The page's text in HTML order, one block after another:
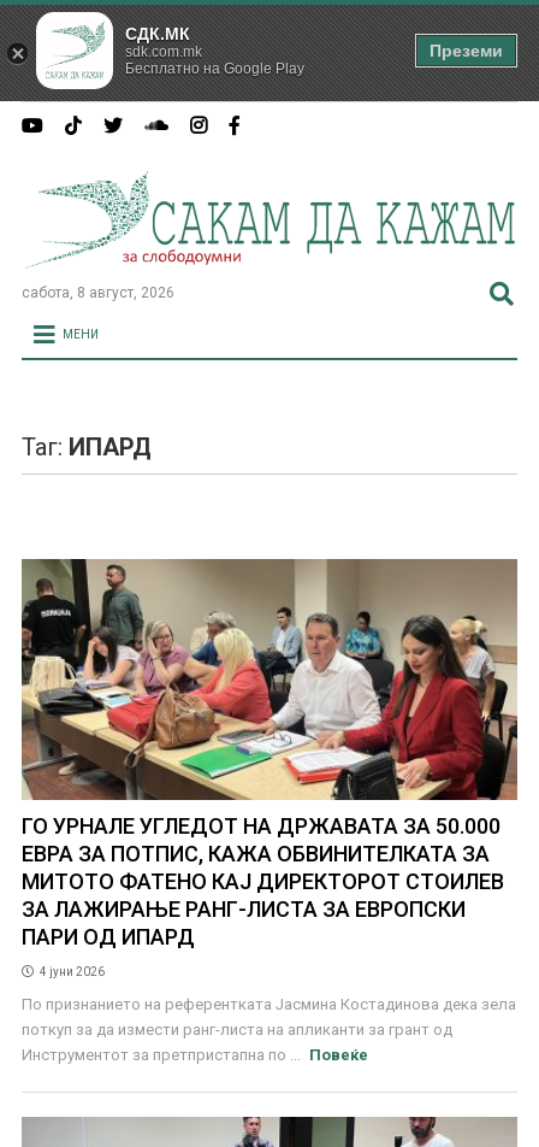
сабота, 8 август, 2026
МЕНИ
Таг: ИПАРД
ГО УРНАЛЕ УГЛЕДОТ НА ДРЖАВАТА ЗА 50.000
ЕВРА ЗА ПОТПИС, КАЖА ОБВИНИТЕЛКАТА ЗА
МИТОТО ФАТЕНО КАЈ ДИРЕКТОРОТ СТОИЛЕВ
ЗА ЛАЖИРАЊЕ РАНГ-ЛИСТА ЗА ЕВРОПСКИ
ПАРИ ОД ИПАРД
4 јуни 2026
По признанието на референтката Јасмина Костадинова дека зела
поткуп за да измести ранг-листа на апликанти за грант од
Инструментот за претпристапна по ...
Повеќе
СДК.МК
sdk.com.mk
Бесплатно на Google Play
Преземи